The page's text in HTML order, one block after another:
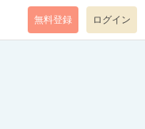
無料登録 ログイン